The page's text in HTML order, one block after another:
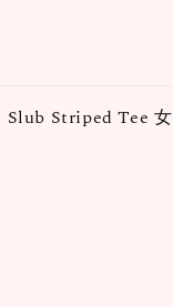
Slub Striped Tee 女